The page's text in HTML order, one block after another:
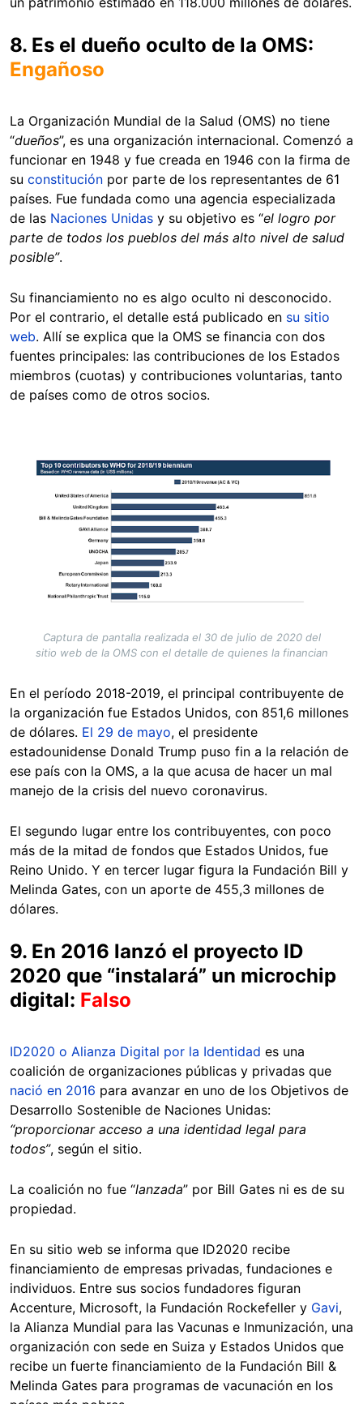
8. Es el dueño oculto de la OMS:
Engañoso
La Organización Mundial de la Salud (OMS) no tiene
“dueños”, es una organización internacional. Comenzó a
funcionar en 1948 y fue creada en 1946 con la firma de
su constitución por parte de los representantes de 61
países. Fue fundada como una agencia especializada
de las Naciones Unidas y su objetivo es “el logro por
parte de todos los pueblos del más alto nivel de salud
posible”.
Su financiamiento no es algo oculto ni desconocido.
Por el contrario, el detalle está publicado en su sitio
web. Allí se explica que la OMS se financia con dos
fuentes principales: las contribuciones de los Estados
miembros (cuotas) y contribuciones voluntarias, tanto
de países como de otros socios.
Image
Captura de pantalla realizada el 30 de julio de 2020 del
sitio web de la OMS con el detalle de quienes la financian
En el período 2018-2019, el principal contribuyente de
la organización fue Estados Unidos, con 851,6 millones
de dólares. El 29 de mayo, el presidente
estadounidense Donald Trump puso fin a la relación de
ese país con la OMS, a la que acusa de hacer un mal
manejo de la crisis del nuevo coronavirus.
El segundo lugar entre los contribuyentes, con poco
más de la mitad de fondos que Estados Unidos, fue
Reino Unido. Y en tercer lugar figura la Fundación Bill y
Melinda Gates, con un aporte de 455,3 millones de
dólares.
9. En 2016 lanzó el proyecto ID
2020 que “instalará” un microchip
digital: Falso
ID2020 o Alianza Digital por la Identidad es una
coalición de organizaciones públicas y privadas que
nació en 2016 para avanzar en uno de los Objetivos de
Desarrollo Sostenible de Naciones Unidas:
“proporcionar acceso a una identidad legal para
todos”, según el sitio.
La coalición no fue “lanzada” por Bill Gates ni es de su
propiedad.
En su sitio web se informa que ID2020 recibe
financiamiento de empresas privadas, fundaciones e
individuos. Entre sus socios fundadores figuran
Accenture, Microsoft, la Fundación Rockefeller y Gavi,
la Alianza Mundial para las Vacunas e Inmunización, una
organización con sede en Suiza y Estados Unidos que
recibe un fuerte financiamiento de la Fundación Bill &
Melinda Gates para programas de vacunación en los